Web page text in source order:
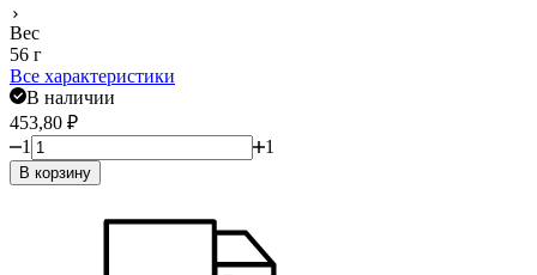
Вес
56 г
Все характеристики
В наличии
453,80 ₽
1
1
В корзину